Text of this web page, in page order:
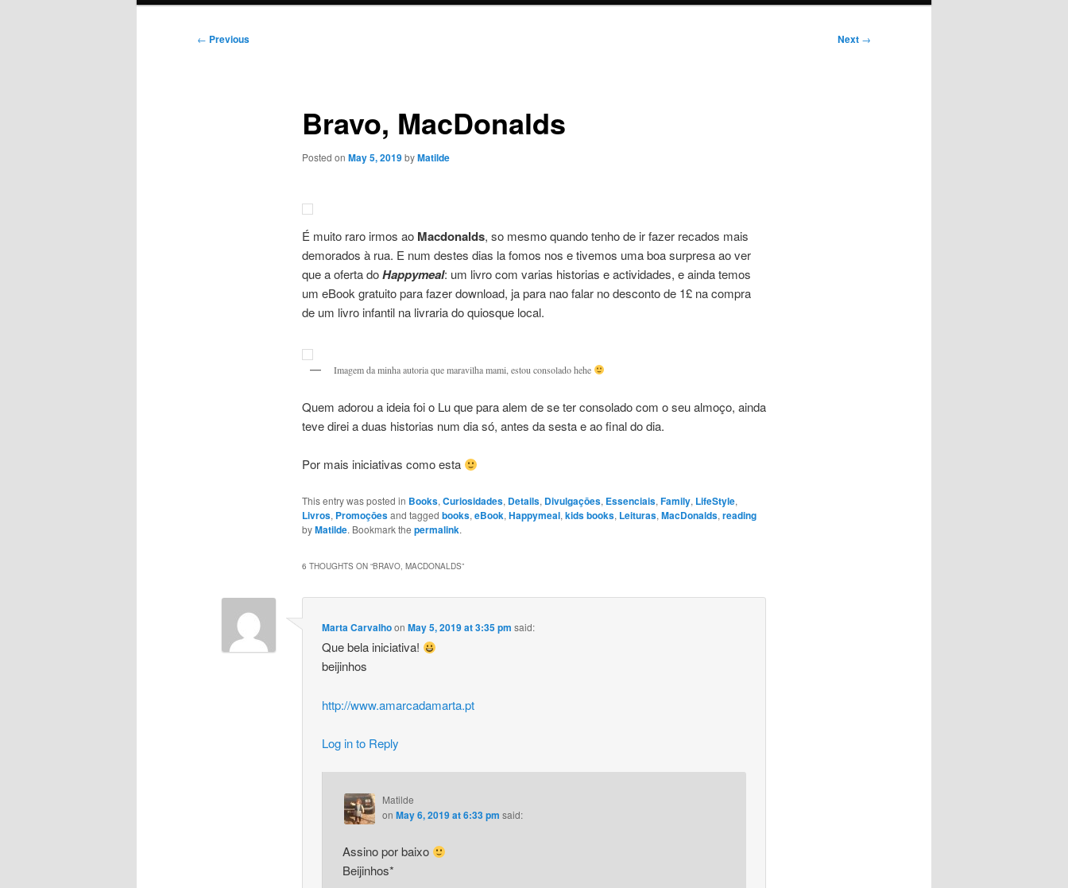
Post
← Previous Next →
Bravo, MacDonalds
Posted on May 5, 2019byMatilde
É muito raro irmos ao Macdonalds, so mesmo quando tenho de ir fazer recados mais
demorados à rua. E num destes dias la fomos nos e tivemos uma boa surpresa ao ver
que a oferta doHappymeal: um livro com varias historias e actividades, e ainda temos
um eBook gratuito para fazer download, ja para nao falar no desconto de 1£ na compra
de um livro infantil na livraria do quiosque local.
Imagem da minha autoria que maravilha mami, estou consolado hehe
Quem adorou a ideia foi o Lu que para alem de se ter consolado com o seu almoço, ainda
teve direi a duas historias num dia só, antes da sesta e ao final do dia.
Por mais iniciativas como esta
This entry was posted in Books, Curiosidades, Details, Divulgaçōes, Essenciais, Family, LifeStyle,
Livros, Promoçōesand tagged books, eBook, Happymeal, kids books, Leituras, MacDonalds, reading
byMatilde. Bookmark the permalink.
6 THOUGHTS ON “BRAVO, MACDONALDS”
Marta CarvalhoonMay 5, 2019 at 3:35 pm said:
Que bela iniciativa!
beijinhos
http://www.amarcadamarta.pt
Log in to Reply
Matilde
on May 6, 2019 at 6:33 pm said:
Assino por baixo
Beijinhos*